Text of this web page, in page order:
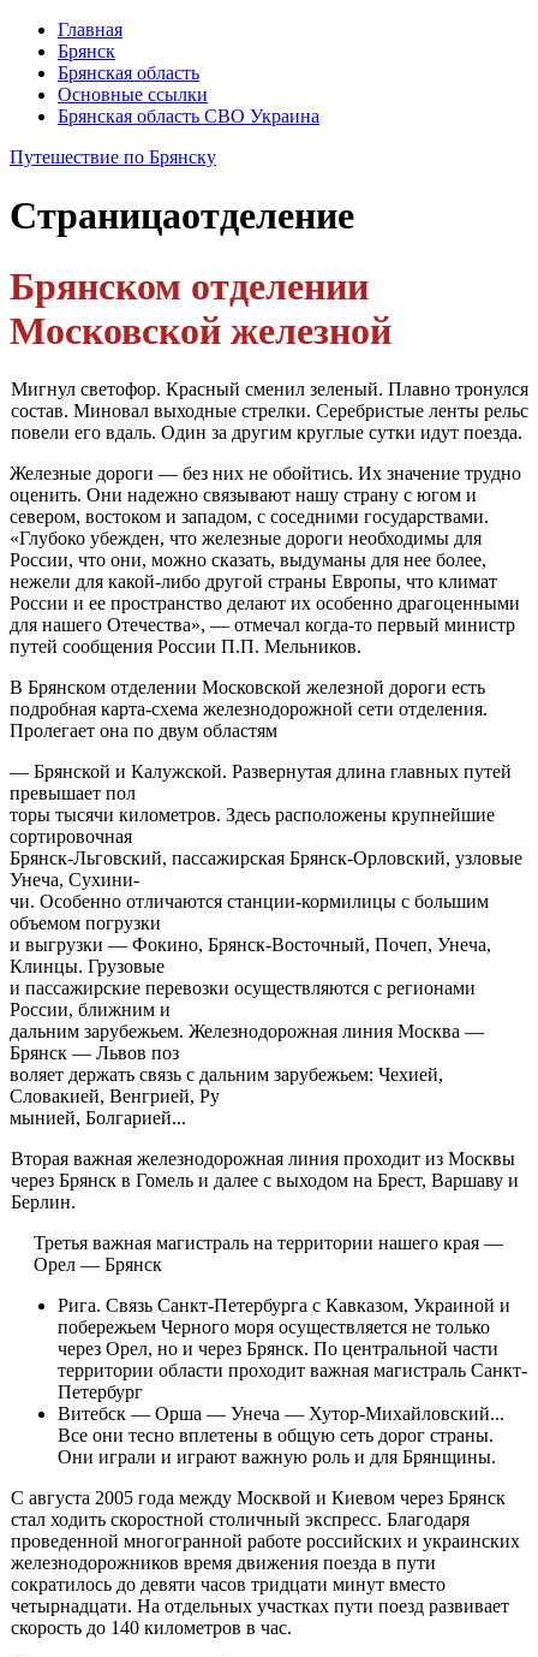
Главная
Брянск
Брянская область
Основные ссылки
Брянская область СВО Украина
Путешествие по Брянску
Страницаотделение
Брянском отделении
Московской железной
Мигнул светофор. Красный сменил зеленый. Плавно тронулся
состав. Миновал выходные стрелки. Серебристые ленты рельс
повели его вдаль. Один за другим круглые сутки идут поезда.
Железные дороги — без них не обойтись. Их значение трудно
оценить. Они надежно связывают нашу страну с югом и
севером, востоком и западом, с сосед­ними государствами.
«Глубоко убежден, что железные дороги необходимы для
России, что они, можно сказать, выдуманы для нее более,
нежели для какой-либо другой страны Европы, что климат
России и ее пространство делают их особенно драгоценными
для нашего Отечества», — отмечал когда-то первый министр
путей сообщения России П.П. Мельников.
В Брянском отделении Московской железной дороги есть
подробная кар­та-схема железнодорожной сети отделения.
Пролегает она по двум областям
— Брянской и Калужской. Развернутая длина главных путей
превышает пол­
торы тысячи километров. Здесь расположены крупнейшие
сортировочная
Брянск-Льговский, пассажирская Брянск-Орловский, узловые
Унеча, Сухини-
чи. Особенно отличаются станции-кормилицы с большим
объемом погрузки
и выгрузки — Фокино, Брянск-Восточный, Почеп, Унеча,
Клинцы. Грузовые
и пассажирские перевозки осуществляются с регионами
России, ближним и
дальним зарубежьем. Железнодорожная линия Москва —
Брянск — Львов поз­
воляет держать связь с дальним зарубежьем: Чехией,
Словакией, Венгрией, Ру­
мынией, Болгарией...
Вторая важная железнодорожная линия проходит из Москвы
через Брянск в Гомель и далее с выходом на Брест, Варшаву и
Берлин.
Третья важная магистраль на территории нашего края —
Орел — Брянск
Рига. Связь Санкт-Петербурга с Кавказом, Украиной и
побережьем Черного моря осуществляется не только
через Орел, но и через Брянск. По централь­ной части
территории области проходит важная магистраль Санкт-
Петербург
Витебск — Орша — Унеча — Хутор-Михайловский...
Все они тесно впле­тены в общую сеть дорог страны.
Они играли и играют важную роль и для Брянщины.
С августа 2005 года между Москвой и Киевом через Брянск
стал ходить ско­ростной столичный экспресс. Благодаря
проведенной многогранной работе российских и украинских
железнодорожников время движения поезда в пути
сократилось до девяти часов тридцати минут вместо
четырнадцати. На отде­льных участках пути поезд развивает
скорость до 140 километров в час.